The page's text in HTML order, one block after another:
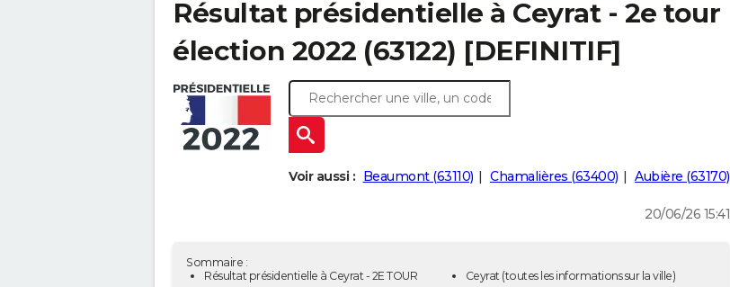
Résultat présidentielle à Ceyrat - 2e tour
élection 2022 (63122) [DEFINITIF]
Voir aussi : Beaumont (63110) Chamalières (63400) Aubière (63170)
20/06/26 15:41
Sommaire :
Résultat présidentielle à Ceyrat - 2E TOUR
Ceyrat(toutes les informations sur la ville)